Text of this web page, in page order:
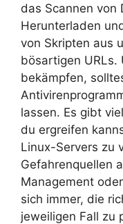
das Scannen von
Herunterladen
von Skripten aus
bösartigen URLs.
bekämpfen,
lassen. Es gibt
du ergreifen
Linux-Servers zu
Gefahrenquellen
Management
sich immer, die
jeweiligen Fall zu